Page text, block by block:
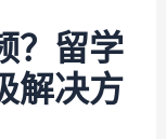
？留学
解决方